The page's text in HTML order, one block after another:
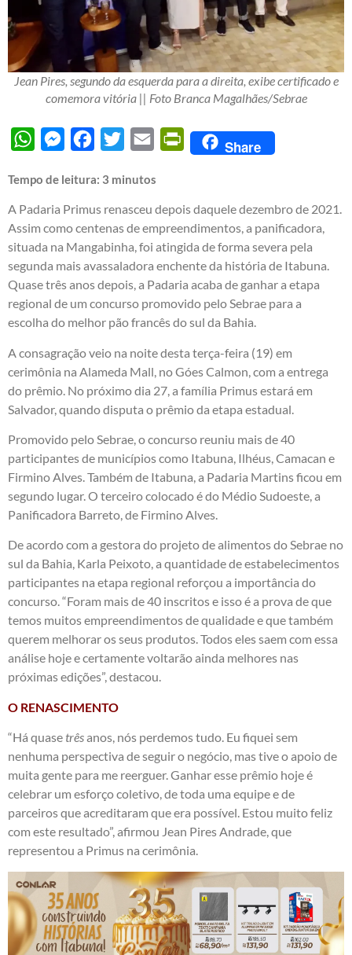
Jean Pires, segundo da esquerda para a direita, exibe certificado e
comemora vitória || Foto Branca Magalhães/Sebrae
WhatsAppMessengerFacebook
Twitter Email PrintFriendly
Share
Tempo de leitura: 3 minutos
A Padaria Primus renasceu depois daquele dezembro de 2021.
Assim como centenas de empreendimentos, a panificadora,
situada na Mangabinha, foi atingida de forma severa pela
segunda mais avassaladora enchente da história de Itabuna.
Quase três anos depois, a Padaria acaba de ganhar a etapa
regional de um concurso promovido pelo Sebrae para a
escolha do melhor pão francês do sul da Bahia.
A consagração veio na noite desta terça-feira (19) em
cerimônia na Alameda Mall, no Góes Calmon, com a entrega
do prêmio. No próximo dia 27, a família Primus estará em
Salvador, quando disputa o prêmio da etapa estadual.
Promovido pelo Sebrae, o concurso reuniu mais de 40
participantes de municípios como Itabuna, Ilhéus, Camacan e
Firmino Alves. Também de Itabuna, a Padaria Martins ficou em
segundo lugar. O terceiro colocado é do Médio Sudoeste, a
Panificadora Barreto, de Firmino Alves.
De acordo com a gestora do projeto de alimentos do Sebrae no
sul da Bahia, Karla Peixoto, a quantidade de estabelecimentos
participantes na etapa regional reforçou a importância do
concurso. “Foram mais de 40 inscritos e isso é a prova de que
temos muitos empreendimentos de qualidade e que também
querem melhorar os seus produtos. Todos eles saem com essa
análise hoje e certamente voltarão ainda melhores nas
próximas edições”, destacou.
O RENASCIMENTO
“Há quase trêsanos, nós perdemos tudo. Eu fiquei sem
nenhuma perspectiva de seguir o negócio, mas tive o apoio de
muita gente para me reerguer. Ganhar esse prêmio hoje é
celebrar um esforço coletivo, de toda uma equipe e de
parceiros que acreditaram que era possível. Estou muito feliz
com este resultado”, afirmou Jean Pires Andrade, que
representou a Primus na cerimônia.